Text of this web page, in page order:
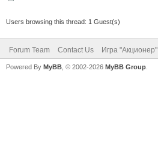
Users browsing this thread: 1 Guest(s)
Forum Team Contact Us Игра "Акционер"
Powered By MyBB , © 2002-2026 MyBB Group